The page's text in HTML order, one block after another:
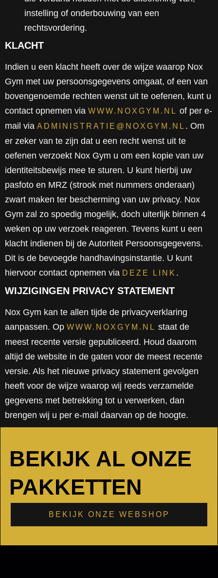
instelling of onderbouwing van een
rechtsvordering.
KLACHT
Indien u een klacht heeft over de wijze waarop Nox
Gym met uw persoonsgegevens omgaat, of een van
bovengenoemde rechten wenst uit te oefenen, kunt u
contact opnemen via WWW.NOXGYM.NL of per e-
mail via ADMINISTRATIE@NOXGYM.NL . Om
er zeker van te zijn dat u een recht wenst uit te
oefenen verzoekt Nox Gym u om een kopie van uw
identiteitsbewijs mee te sturen. U kunt hierbij uw
pasfoto en MRZ (strook met nummers onderaan)
zwart maken ter bescherming van uw privacy. Nox
Gym zal zo spoedig mogelijk, doch uiterlijk binnen 4
weken op uw verzoek reageren. Tevens kunt u een
klacht indienen bij de Autoriteit Persoonsgegevens.
Dit is de bevoegde handhavingsinstantie. U kunt
hiervoor contact opnemen via DEZE LINK .
WIJZIGINGEN PRIVACY STATEMENT
Nox Gym kan te allen tijde de privacyverklaring
aanpassen. Op WWW.NOXGYM.NL staat de
meest recente versie gepubliceerd. Houd daarom
altijd de website in de gaten voor de meest recente
versie. Als het nieuwe privacy statement gevolgen
heeft voor de wijze waarop wij reeds verzamelde
gegevens met betrekking tot u verwerken, dan
brengen wij u per e-mail daarvan op de hoogte.
BEKIJK AL ONZE
PAKKETTEN
BEKIJK ONZE WEBSHOP